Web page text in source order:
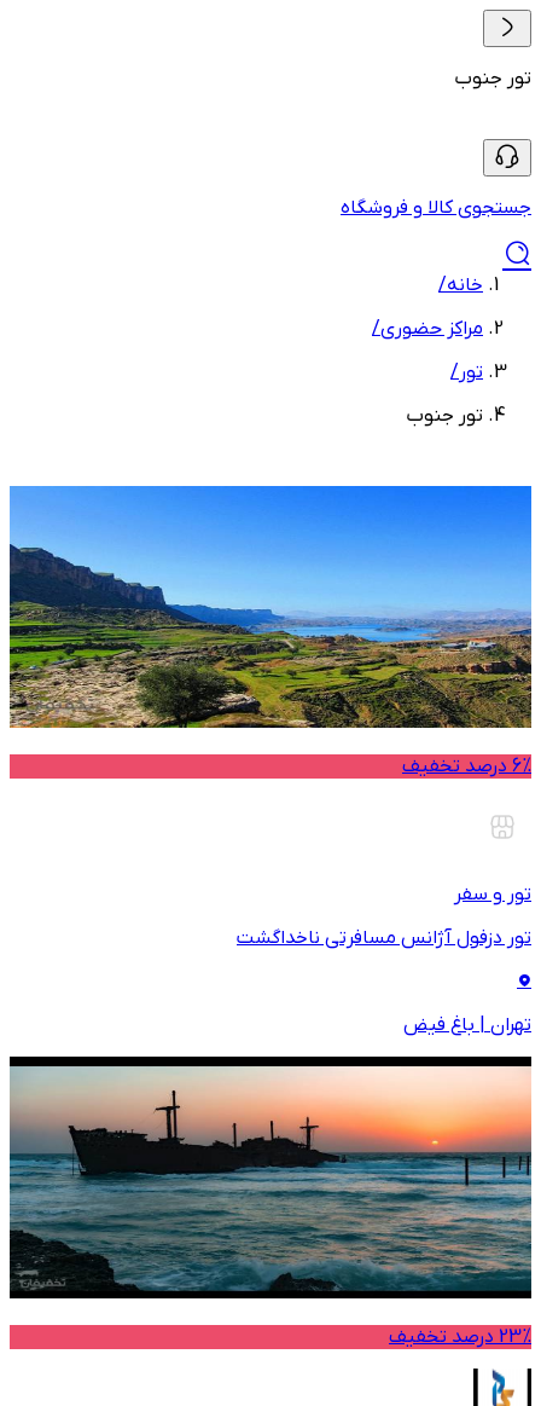
تور جنوب
جستجوی کالا و فروشگاه
خانه/
مراکز حضوری/
تور/
تور جنوب
6% درصد تخفیف
تور و سفر
تور دزفول آژانس مسافرتی ناخداگشت
تهران | باغ فیض
23% درصد تخفیف